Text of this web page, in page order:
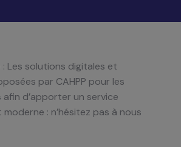
: Les solutions digitales et
par CAHPP pour les
d’apporter un service
: n’hésitez pas à nous